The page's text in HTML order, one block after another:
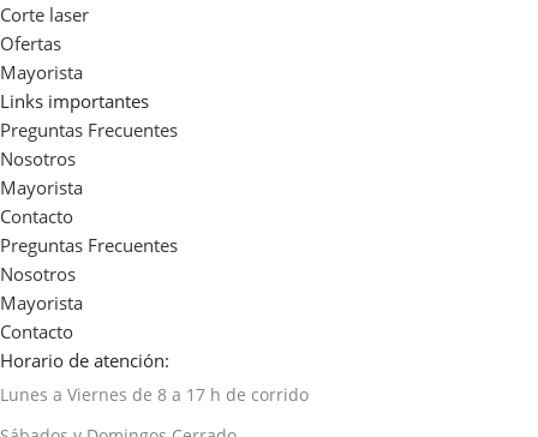
Corte laser
Ofertas
Mayorista
Links importantes
Preguntas Frecuentes
Nosotros
Mayorista
Contacto
Preguntas Frecuentes
Nosotros
Mayorista
Contacto
Horario de atención:
Lunes a Viernes de 8 a 17 h de corrido